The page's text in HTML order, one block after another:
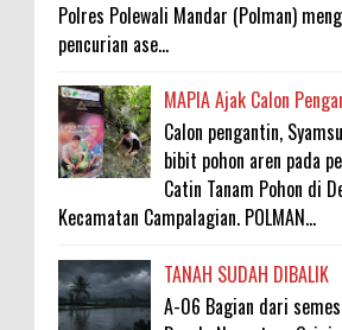
Polres Polewali Mandar (Polman)
pencurian ase...
MAPIA Ajak Calon
Calon pengantin,
bibit pohon aren pada
Catin Tanam Pohon di
Kecamatan Campalagian. POLMAN...
TANAH SUDAH DIBALIK
A-06 Bagian dari